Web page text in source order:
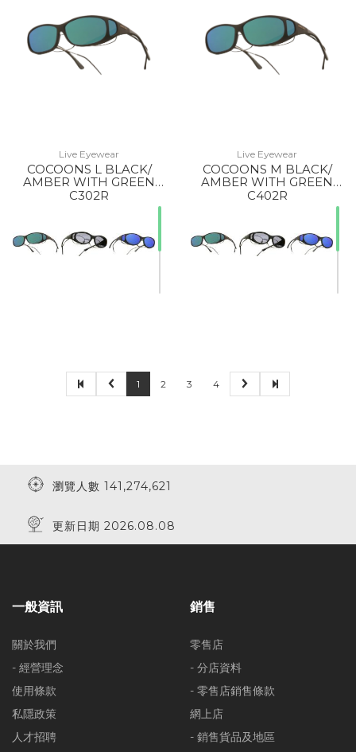
Live Eyewear
COCOONS L BLACK/
AMBER WITH GREEN
MIRROR
C302R
Live Eyewear
COCOONS M BLACK/
AMBER WITH GREEN
MIRROR
C402R
1 2 3 4
瀏覽人數 141,274,621
更新日期 2026.08.08
一般資訊
關於我們
- 經營理念
使用條款
私隱政策
人才招聘
銷售
零售店
- 分店資料
- 零售店銷售條款
網上店
- 銷售貨品及地區